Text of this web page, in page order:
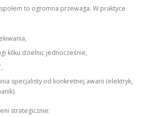
to ogromna przewaga. W praktyce
kilku dzielnic jednocześnie,
specjalisty od konkretnej awarii (elektryk,
strategicznie: